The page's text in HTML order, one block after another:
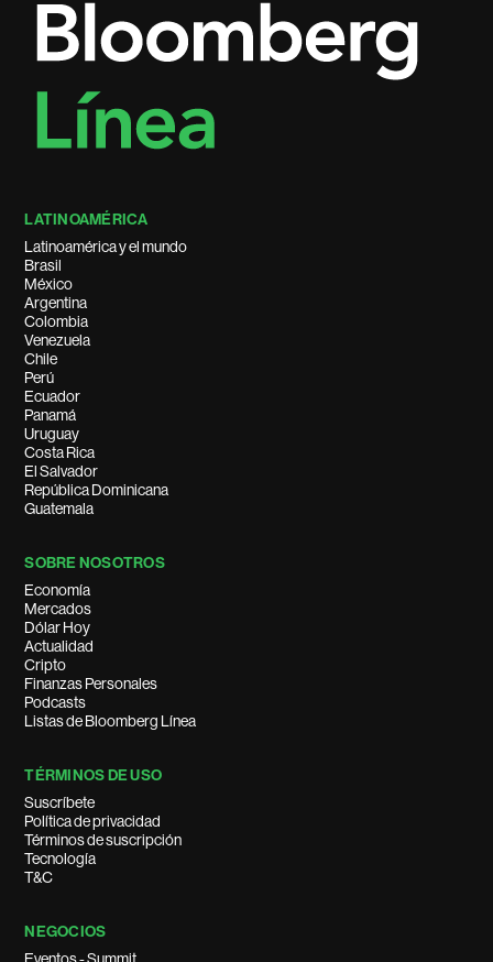
LATINOAMÉRICA
Latinoamérica y el mundo
Brasil
México
Argentina
Colombia
Venezuela
Chile
Perú
Ecuador
Panamá
Uruguay
Costa Rica
El Salvador
República Dominicana
Guatemala
SOBRE NOSOTROS
Economía
Mercados
Dólar Hoy
Actualidad
Cripto
Finanzas Personales
Podcasts
Listas de Bloomberg Línea
TÉRMINOS DE USO
Suscríbete
Política de privacidad
Términos de suscripción
Tecnología
T&C
NEGOCIOS